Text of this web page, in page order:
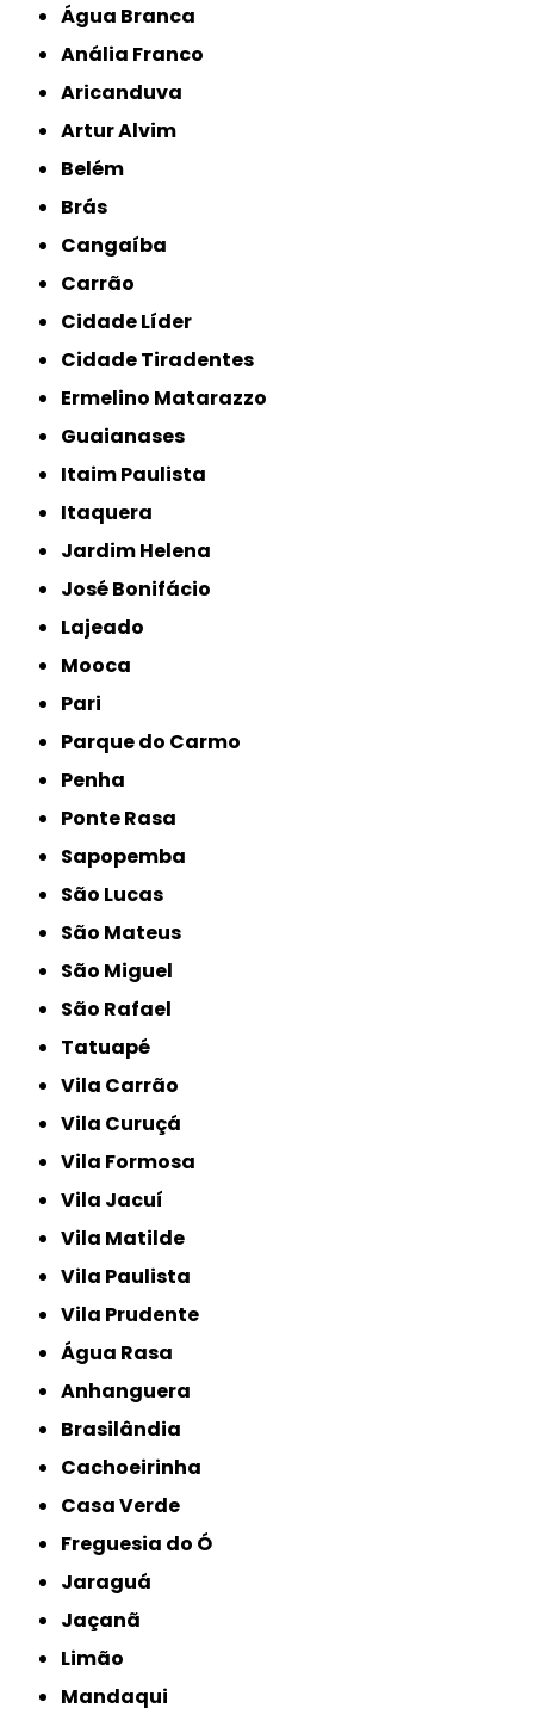
Água Branca
Anália Franco
Aricanduva
Artur Alvim
Belém
Brás
Cangaíba
Carrão
Cidade Líder
Cidade Tiradentes
Ermelino Matarazzo
Guaianases
Itaim Paulista
Itaquera
Jardim Helena
José Bonifácio
Lajeado
Mooca
Pari
Parque do Carmo
Penha
Ponte Rasa
Sapopemba
São Lucas
São Mateus
São Miguel
São Rafael
Tatuapé
Vila Carrão
Vila Curuçá
Vila Formosa
Vila Jacuí
Vila Matilde
Vila Paulista
Vila Prudente
Água Rasa
Anhanguera
Brasilândia
Cachoeirinha
Casa Verde
Freguesia do Ó
Jaraguá
Jaçanã
Limão
Mandaqui